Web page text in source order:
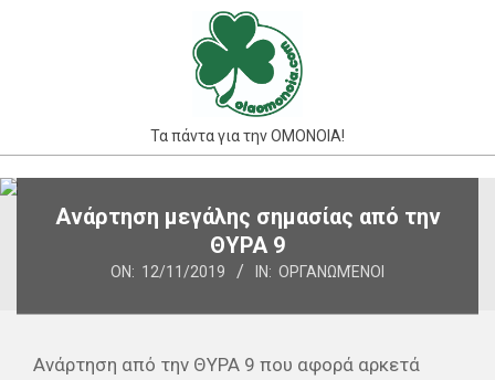
Τα πάντα για την ΟΜΟΝΟΙΑ!
Primary
NavigationΑνάρτηση μεγάλης σημασίας από την
ΘΥΡΑ 9
ON: 12/11/2019 IN: ΟΡΓΑΝΩΜΈΝΟΙ
Ανάρτηση από την ΘΥΡΑ 9 που αφορά αρκετά